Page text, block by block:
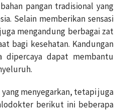
pangan tradisional yang
Selain memberikan sensasi
mengandung berbagai zat
bagi kesehatan. Kandungan
dapat membantu
menyegarkan, tetapi juga
berikut ini beberapa